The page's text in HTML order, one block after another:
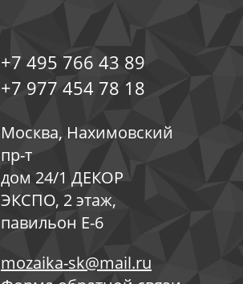
+7 495 766 43 89
+7 977 454 78 18
Москва, Нахимовский
пр-т
дом 24/1 ДЕКОР
ЭКСПО, 2 этаж,
павильон Е-6
mozaika-sk@mail.ru